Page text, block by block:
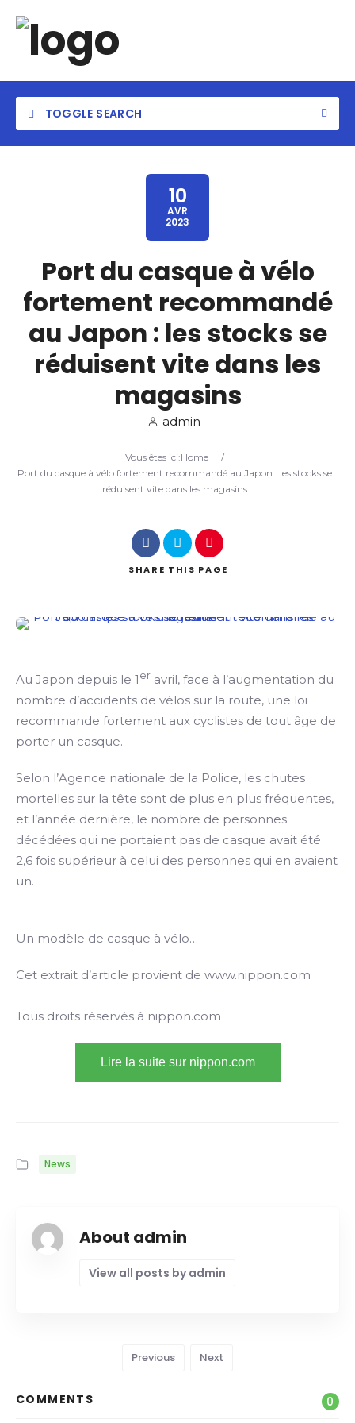
TOGGLE SEARCH
Search
10
AVR
2023
Port du casque à vélo
fortement recommandé
au Japon : les stocks se
réduisent vite dans les
magasins
admin
Vous êtes ici:Home
/
Port du casque à vélo fortement recommandé au Japon : les stocks se
réduisent vite dans les magasins
SHARE THIS PAGE
Au Japon depuis le 1 er avril, face à l’augmentation du
nombre d’accidents de vélos sur la route, une loi
recommande fortement aux cyclistes de tout âge de
porter un casque.
Selon l’Agence nationale de la Police, les chutes
mortelles sur la tête sont de plus en plus fréquentes,
et l’année dernière, le nombre de personnes
décédées qui ne portaient pas de casque avait été
2,6 fois supérieur à celui des personnes qui en avaient
un.
Un modèle de casque à vélo…
Cet extrait d’article provient de www.nippon.com
Tous droits réservés à nippon.com
Lire la suite sur nippon.com
News
About admin
View all posts by admin
Previous Next
COMMENTS 0